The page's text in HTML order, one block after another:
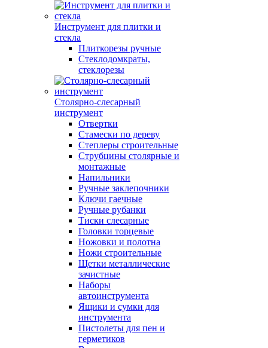
Инструмент для плитки и
стекла
Плиткорезы ручные
Стеклодомкраты,
стеклорезы
Столярно-слесарный
инструмент
Отвертки
Стамески по дереву
Степлеры строительные
Струбцины столярные и
монтажные
Напильники
Ручные заклепочники
Ключи гаечные
Ручные рубанки
Тиски слесарные
Головки торцевые
Ножовки и полотна
Ножи строительные
Щетки металлические
зачистные
Наборы
автоинструмента
Ящики и сумки для
инструмента
Пистолеты для пен и
герметиков